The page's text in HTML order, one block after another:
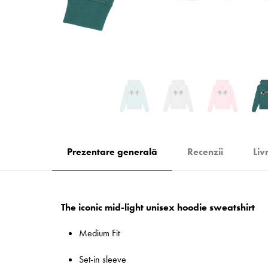
Prezentare generală Recenzii
The iconic mid-light unisex hoodie sweatshirt
Medium Fit
Set-in sleeve